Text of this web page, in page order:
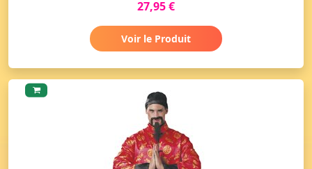
27,95 €
Voir le Produit